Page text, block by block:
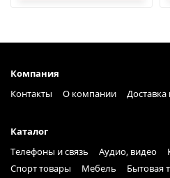
Компания
Контакты
О компании Доставка
Каталог
Телефоны и связь
Аудио, видео
Спорт товары
Мебель Бытовая